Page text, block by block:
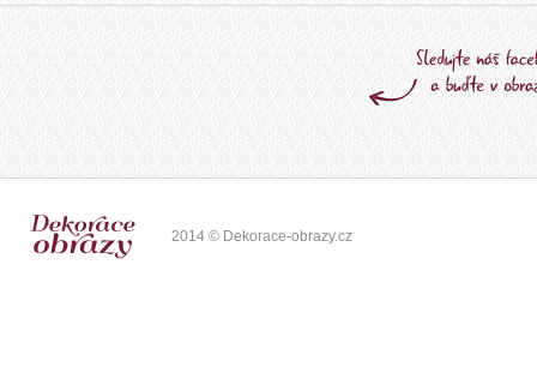
2014 © Dekorace-obrazy.cz